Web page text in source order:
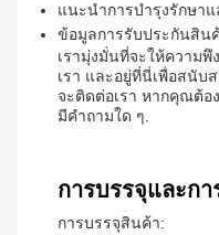
แนะนําการบํารุงรักษา
ข้อมูลการรับประกันสิน
เรามุ่งมั่นที่จะให้ความ
เรา และอยู่ที่นี่เพื่อสนั
จะติดต่อเรา หากคุณต้อ
มีคําถามใด ๆ.
การบรรจุและก
การบรรจุสินค้า: